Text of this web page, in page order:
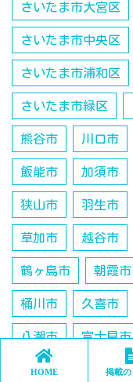
さいたま市大宮区
さいたま市中央区
さいたま市浦和区
さいたま市緑区
熊谷市 川口市
飯能市 加須市
狭山市 羽生市
草加市 越谷市
鶴ヶ島市 朝霞市
桶川市 久喜市
八潮市 富士見市
幸手市 ふじみ
HOME 掲載の